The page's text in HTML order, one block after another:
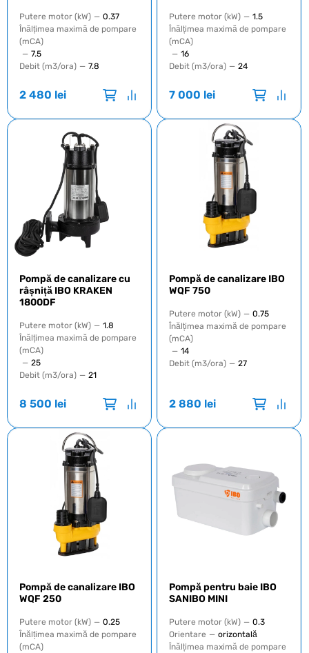
Putere motor (kW) — 0.37
Înălțimea maximă de pompare
(mCA)
— 7.5
Debit (m3/ora) — 7.8
2 480 lei
Putere motor (kW) — 1.5
Înălțimea maximă de pompare
(mCA)
— 16
Debit (m3/ora) — 24
7 000 lei
Pompă de canalizare cu
râșniță IBO KRAKEN
1800DF
Putere motor (kW) — 1.8
Înălțimea maximă de pompare
(mCA)
— 25
Debit (m3/ora) — 21
8 500 lei
Pompă de canalizare IBO
WQF 750
Putere motor (kW) — 0.75
Înălțimea maximă de pompare
(mCA)
— 14
Debit (m3/ora) — 27
2 880 lei
Pompă de canalizare IBO
WQF 250
Putere motor (kW) — 0.25
Înălțimea maximă de pompare
(mCA)
Pompă pentru baie IBO
SANIBO MINI
Putere motor (kW) — 0.3
Orientare — orizontală
Înălțimea maximă de pompare